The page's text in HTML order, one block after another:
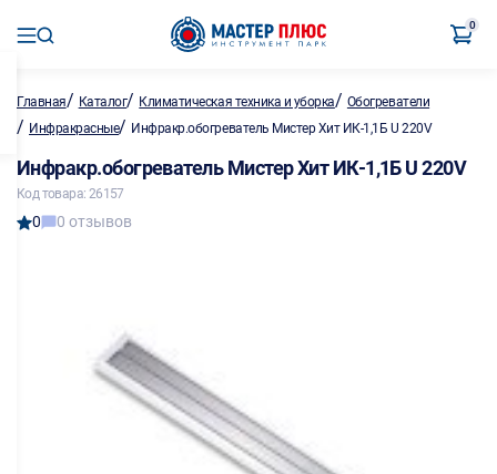
0
Главная/ Каталог/ Климатическая техника и уборка/ Обогреватели
/ Инфракрасные/ Инфракр.обогреватель Мистер Хит ИК-1,1Б U 220V
Инфракр.обогреватель Мистер Хит ИК-1,1Б U 220V
Код товара: 26157
0 0 отзывов